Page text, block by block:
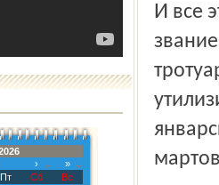
›
»
Пт Сб
Вс
И все это «мой любимый город», претендующий на